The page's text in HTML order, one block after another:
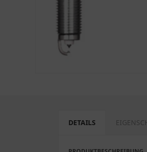
DETAILS